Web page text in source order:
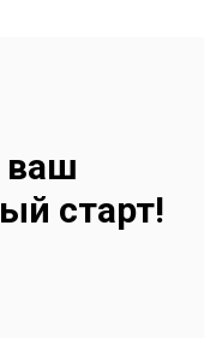
ваш
старт!